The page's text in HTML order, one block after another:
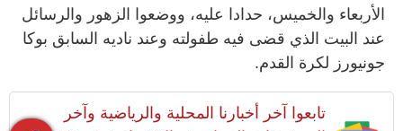
الأربعاء والخميس، حدادا عليه، ووضعوا الزهور والرسائل
عند البيت الذي قضى فيه طفولته وعند ناديه السابق بوكا
جونيورز لكرة القدم.
تابعوا آخر أخبارنا المحلية والرياضية وآخر